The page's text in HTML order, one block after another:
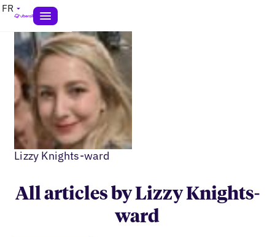
FR
Lizzy Knights-ward
All articles by Lizzy Knights-
ward